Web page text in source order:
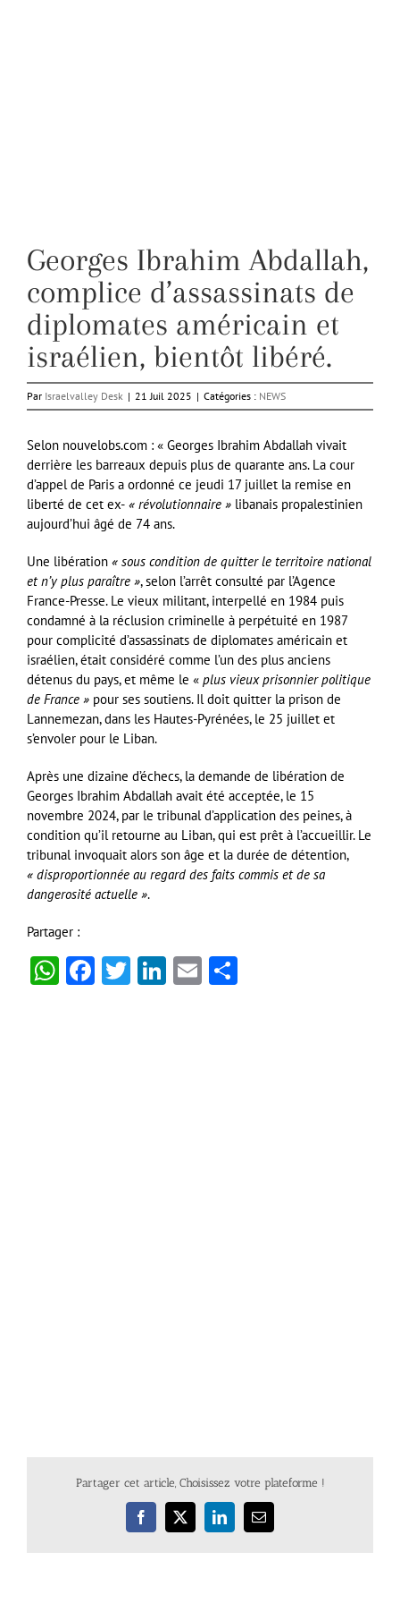
Georges Ibrahim Abdallah,
complice d’assassinats de
diplomates américain et
israélien, bientôt libéré.
Par Israelvalley Desk | 21 Juil 2025 | Catégories : NEWS
Selon nouvelobs.com : « Georges Ibrahim Abdallah vivait
derrière les barreaux depuis plus de quarante ans. La cour
d’appel de Paris a ordonné ce jeudi 17 juillet la remise en
liberté de cet ex- « révolutionnaire » libanais propalestinien
aujourd’hui âgé de 74 ans.
Une libération « sous condition de quitter le territoire national
et n’y plus paraître », selon l’arrêt consulté par l’Agence
France-Presse. Le vieux militant, interpellé en 1984 puis
condamné à la réclusion criminelle à perpétuité en 1987
pour complicité d’assassinats de diplomates américain et
israélien, était considéré comme l’un des plus anciens
détenus du pays, et même le « plus vieux prisonnier politique
de France » pour ses soutiens. Il doit quitter la prison de
Lannemezan, dans les Hautes-Pyrénées, le 25 juillet et
s’envoler pour le Liban.
Après une dizaine d’échecs, la demande de libération de
Georges Ibrahim Abdallah avait été acceptée, le 15
novembre 2024, par le tribunal d’application des peines, à
condition qu’il retourne au Liban, qui est prêt à l’accueillir. Le
tribunal invoquait alors son âge et la durée de détention,
« disproportionnée au regard des faits commis et de sa
dangerosité actuelle ».
Partager :
WhatsApp
Facebook
Twitter
LinkedIn
Email
Partager cet article, Choisissez votre plateforme !
Facebook
X LinkedInEmail